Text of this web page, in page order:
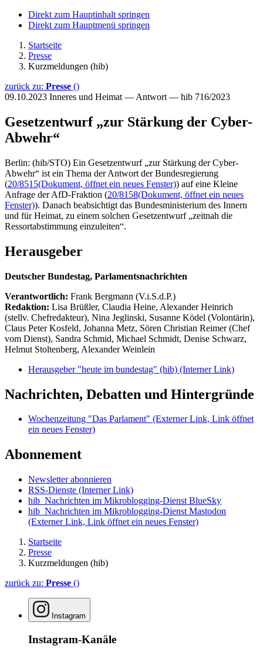
Direkt zum Hauptinhalt springen
Direkt zum Hauptmenü springen
Startseite
Presse
Kurzmeldungen (hib)
zurück zu: Presse ()
09.10.2023 Inneres und Heimat — Antwort — hib 716/2023
Gesetzentwurf „zur Stärkung der Cyber-
Abwehr“
Berlin: (hib/STO) Ein Gesetzentwurf „zur Stärkung der Cyber-
Abwehr“ ist ein Thema der Antwort der Bundesregierung
(20/8515(Dokument, öffnet ein neues Fenster)) auf eine Kleine
Anfrage der AfD-Fraktion (20/8158(Dokument, öffnet ein neues
Fenster)). Danach beabsichtigt das Bundesministerium des Innern
und für Heimat, zu einem solchen Gesetzentwurf „zeitnah die
Ressortabstimmung einzuleiten“.
Herausgeber
Deutscher Bundestag, Parlamentsnachrichten
Verantwortlich: Frank Bergmann (V.i.S.d.P.)
Redaktion: Lisa Brüßler, Claudia Heine, Alexander Heinrich
(stellv. Chefredakteur), Nina Jeglinski, Susanne Ködel (Volontärin),
Claus Peter Kosfeld, Johanna Metz, Sören Christian Reimer (Chef
vom Dienst), Sandra Schmid, Michael Schmidt, Denise Schwarz,
Helmut Stoltenberg, Alexander Weinlein
Herausgeber "heute im bundestag" (hib) (Interner Link)
Nachrichten, Debatten und Hintergründe
Wochenzeitung "Das Parlament" (Externer Link, Link öffnet
ein neues Fenster)
Abonnement
Newsletter abonnieren
RSS-Dienste (Interner Link)
hib_Nachrichten im Mikroblogging-Dienst BlueSky
hib_Nachrichten im Mikroblogging-Dienst Mastodon
(Externer Link, Link öffnet ein neues Fenster)
Startseite
Presse
Kurzmeldungen (hib)
zurück zu: Presse ()
Instagram
Instagram-Kanäle